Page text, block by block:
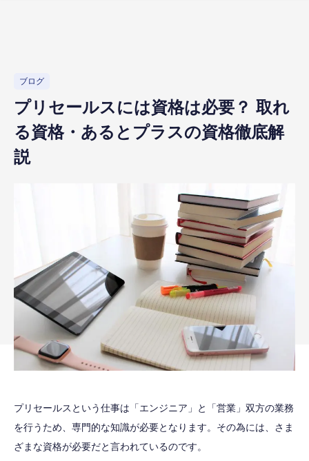
ブログ
プリセールスには資格は必要？ 取れ
る資格・あるとプラスの資格徹底解
説
プリセールスという仕事は「エンジニア」と「営業」双方の業務
を行うため、専門的な知識が必要となります。その為には、さま
ざまな資格が必要だと言われているのです。